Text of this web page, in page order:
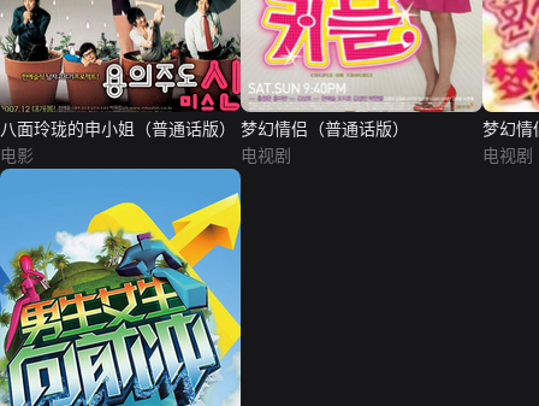
八面玲珑的申小姐（普通话版）
电影
梦幻情侣（普通话版）
电视剧
梦幻情
电视剧